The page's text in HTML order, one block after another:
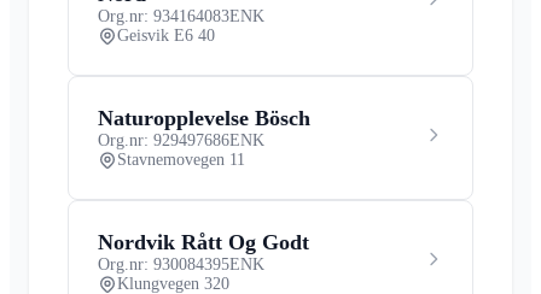
Org.nr: 934164083ENK
Geisvik E6 40
Naturopplevelse Bösch
Org.nr: 929497686ENK
Stavnemovegen 11
Nordvik Rått Og Godt
Org.nr: 930084395ENK
Klungvegen 320